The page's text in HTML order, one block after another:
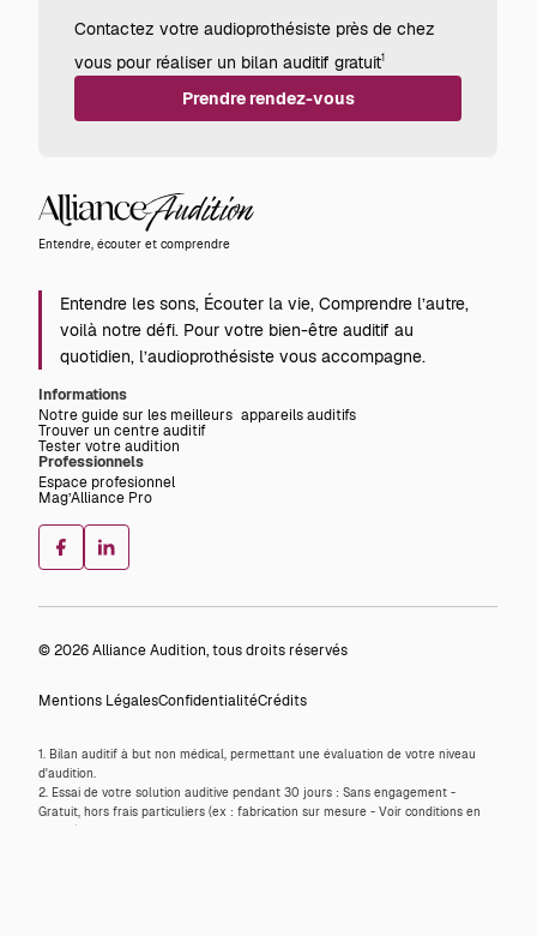
Contactez votre audioprothésiste près de chez
vous pour réaliser un bilan auditif gratuit1
Prendre rendez-vous
Audition
Entendre, écouter et comprendre
Entendre les sons, Écouter la vie, Comprendre l’autre,
voilà notre défi. Pour votre bien-être auditif au
quotidien, l’audioprothésiste vous accompagne.
Informations
Notre guide sur les meilleurs appareils auditifs
Trouver un centre auditif
Tester votre audition
Professionnels
Espace profesionnel
Mag’Alliance Pro
© 2026 Alliance Audition, tous droits réservés
Mentions LégalesConfidentialitéCrédits
1. Bilan auditif à but non médical, permettant une évaluation de votre niveau
d'audition.
2. Essai de votre solution auditive pendant 30 jours : Sans engagement -
Gratuit, hors frais particuliers (ex : fabrication sur mesure - Voir conditions en
centre).